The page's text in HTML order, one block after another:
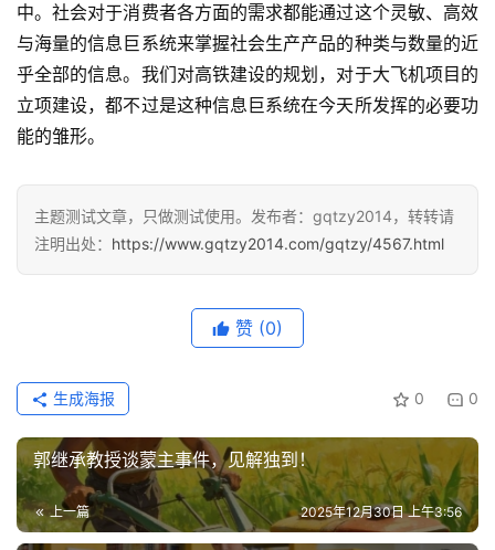
中。社会对于消费者各方面的需求都能通过这个灵敏、高效
与海量的信息巨系统来掌握社会生产产品的种类与数量的近
乎全部的信息。我们对高铁建设的规划，对于大飞机项目的
立项建设，都不过是这种信息巨系统在今天所发挥的必要功
能的雏形。
主题测试文章，只做测试使用。发布者：gqtzy2014，转转请
注明出处： https://www.gqtzy2014.com/gqtzy/4567.html
赞 (0)
0 0
生成海报
郭继承教授谈蒙主事件，见解独到！
上一篇 2025年12月30日 上午3:56